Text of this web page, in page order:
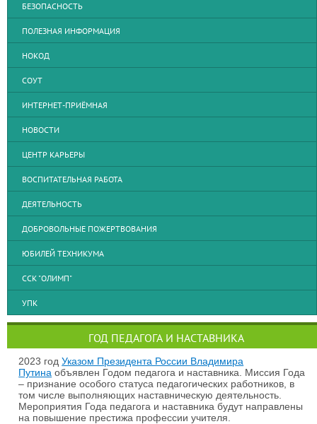
БЕЗОПАСНОСТЬ
ПОЛЕЗНАЯ ИНФОРМАЦИЯ
НОКОД
СОУТ
ИНТЕРНЕТ-ПРИЁМНАЯ
НОВОСТИ
ЦЕНТР КАРЬЕРЫ
ВОСПИТАТЕЛЬНАЯ РАБОТА
ДЕЯТЕЛЬНОСТЬ
ДОБРОВОЛЬНЫЕ ПОЖЕРТВОВАНИЯ
ЮБИЛЕЙ ТЕХНИКУМА
ССК "ОЛИМП"
УПК
ГОД ПЕДАГОГА И НАСТАВНИКА
2023 годУказом Президента России Владимира
Путина объявлен Годом педагога и наставника. Миссия Года
– признание особого статуса педагогических работников, в
том числе выполняющих наставническую деятельность.
Мероприятия Года педагога и наставника будут направлены
на повышение престижа профессии учителя.